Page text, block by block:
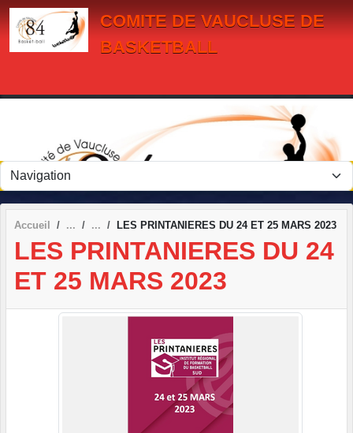
COMITE DE VAUCLUSE DE
BASKETBALL
Accueil LES PRINTANIERES DU 24 ET 25 MARS 2023
LES PRINTANIERES DU 24
ET 25 MARS 2023
Panneau de gestion des cookies